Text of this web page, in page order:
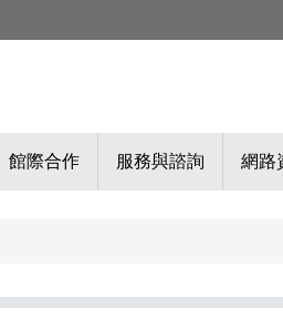
館際合作 服務與諮詢 網路